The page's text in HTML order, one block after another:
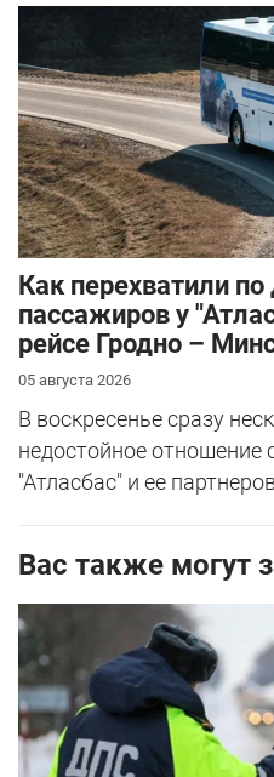
Как перехватили
пассажиров у
рейсе Гродно –
05 августа 2026
В воскресенье сразу
недостойное отношение
"Атласбас" и ее
Вас также могут